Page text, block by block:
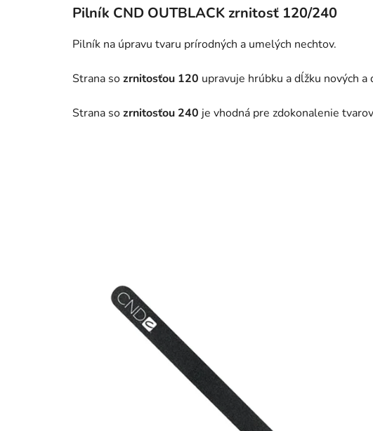
Pilník CND OUTBLACK zrnitosť 120/240
Pilník na úpravu tvaru prírodných a umelých nechtov.
Strana sozrnitosťou 120 upravuje hrúbku a dĺžku nových
Strana sozrnitosťou 240 je vhodná pre zdokonalenie